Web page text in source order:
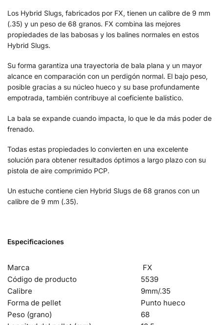
Los Hybrid Slugs, fabricados por FX, tienen un calibre de 9 mm
(.35) y un peso de 68 granos. FX combina las mejores
propiedades de las babosas y los balines normales en estos
Hybrid Slugs.
Su forma garantiza una trayectoria de bala plana y un mayor
alcance en comparación con un perdigón normal. El bajo peso,
posible gracias a su núcleo hueco y su base profundamente
empotrada, también contribuye al coeficiente balístico.
La bala se expande cuando impacta, lo que le da más poder de
frenado.
Todas estas propiedades lo convierten en una excelente
solución para obtener resultados óptimos a largo plazo con su
pistola de aire comprimido PCP.
Un estuche contiene cien Hybrid Slugs de 68 granos con un
calibre de 9 mm (.35).
Especificaciones
Marca
FX
Código de producto
5539
Calibre
9mm/.35
Forma de pellet
Punto hueco
Peso (grano)
68